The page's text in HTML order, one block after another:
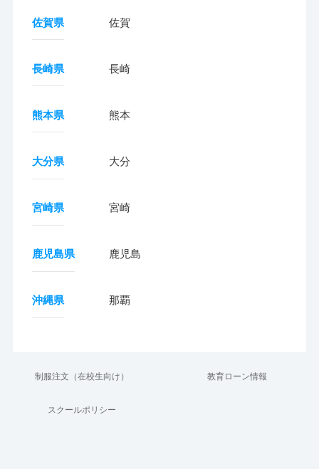
佐賀県 佐賀
長崎県 長崎
熊本県 熊本
大分県 大分
宮崎県 宮崎
鹿児島県 鹿児島
沖縄県 那覇
制服注文（在校生向け） 教育ローン情報
スクールポリシー